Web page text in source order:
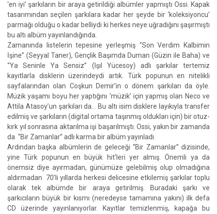
‘en iyi’ şarkıların bir araya getirildiği albümler yapmıştı Ossi. Kapak
tasarımından seçilen şarkılara kadar her şeyde bir ‘koleksiyoncu’
parmağı olduğu o kadar belliydi ki herkes neye uğradığını şaşırmıştı
bu altı albüm yayınlandığında.
Zamanında listelerin tepesine yerleşmiş “Son Verdim Kalbimin
İşine” (Seyyal Taner), Gençlik Başımda Duman (Güzin ile Baha) ve
“Ya Seninle Ya Sensiz” (Işıl Yücesoy) adlı şarkılar tertemiz
kayıtlarla disklerin üzerindeydi artık. Türk popunun en nitelikli
sayfalarından olan Coşkun Demir’in o dönem şarkıları da öyle.
Müzik yaşamı boyu her yaptığını ‘müzik’ için yapmış olan Neco ve
Attila Atasoy’un şarkıları da… Bu altı isim disklere layıkıyla transfer
edilmiş ve şarkıların (digital ortama taşınmış oldukları için) bir otuz-
kırk yıl sonrasına aktarılma işi başarılmıştı. Ossi, yakın bir zamanda
da “Bir Zamanlar” adlı karma bir albüm yayınladı.
Ardından başka albümlerin de geleceği “Bir Zamanlar” dizisinde,
yine Türk popunun en büyük hit’leri yer almış. Önemli ya da
önemsiz diye ayırmadan, günümüze gelebilmiş olup olmadığına
aldırmadan 70’li yıllarda herkesi delicesine etkilemiş şarkılar toplu
olarak tek albümde bir araya getirilmiş. Buradaki şarkı ve
şarkıcıların büyük bir kısmı (neredeyse tamamına yakını) ilk defa
CD üzerinde yayınlanıyorlar. Kayıtlar temizlenmiş, kapağa bu